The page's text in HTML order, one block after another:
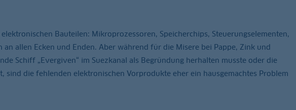
Bauteilen: Mikroprozessoren, Speicherchips, Steuerungselementen,
an allen Ecken und Enden. Aber während für die Misere bei Pappe, Zink und
Schiff „Evergiven“ im Suezkanal als Begründung herhalten musste oder die
sind die fehlenden elektronischen Vorprodukte eher ein hausgemachtes Problem